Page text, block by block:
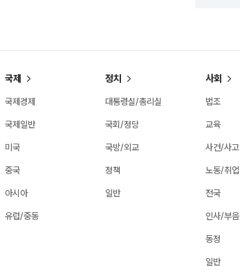
국제
국제경제
국제일반
미국
중국
아시아
유럽/중동
정치
대통령실/총리실
국회/정당
국방/외교
정책
일반
사회
법조
교육
사건/사고
노동/취업
전국
인사/부음
동정
일반